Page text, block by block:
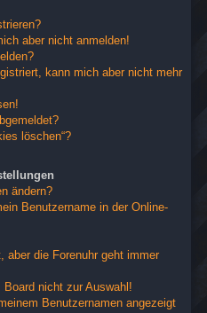
aber nicht anmelden!
kann mich aber nicht mehr
löschen“?
ändern?
Benutzername in der Online-
aber die Forenuhr geht immer
nicht zur Auswahl!
Benutzernamen angezeigt